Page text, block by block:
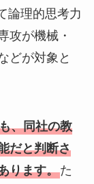
論理的思考力
攻が機械・
どが対象と
、同社の教
だと判断さ
ります。た